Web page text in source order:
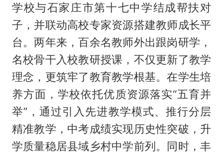
学校与石家庄市第十七中学结成帮扶对
子，并联动高校专家资源搭建教师成长平
台。两年来，百余名教师外出跟岗研学，
名校骨干入校教研授课，不仅更新了教学
理念，更筑牢了教育教学根基。在学生培
养方面，学校依托优质资源落实“五育并
举”，通过引入先进教学模式、推行分层
精准教学，中考成绩实现历史性突破，升
学质量稳居县域乡村中学前列。同时，丰